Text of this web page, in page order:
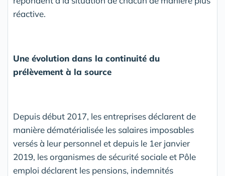
réactive.
Une évolution dans la continuité du
prélèvement à la source
Depuis début 2017, les entreprises déclarent de
manière dématérialisée les salaires imposables
versés à leur personnel et depuis le 1er janvier
2019, les organismes de sécurité sociale et Pôle
emploi déclarent les pensions, indemnités